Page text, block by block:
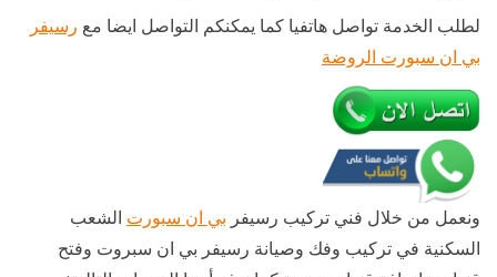
لطلب الخدمة تواصل هاتفيا كما يمكنكم التواصل ايضا مع رسيفر
بي ان سبورت الروضة
ونعمل من خلال فني تركيب رسيفر بي ان سبورت الشعب
السكنية في تركيب وفك وصيانة رسيفر بي ان سبروت وفتح